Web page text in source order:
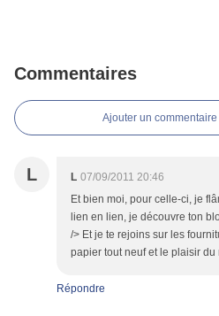
Commentaires
Ajouter un commentaire
L L 07/09/2011 20:46
Et bien moi, pour celle-ci, je
lien en lien, je découvre ton
/> Et je te rejoins sur les
papier tout neuf et le plaisir
Répondre